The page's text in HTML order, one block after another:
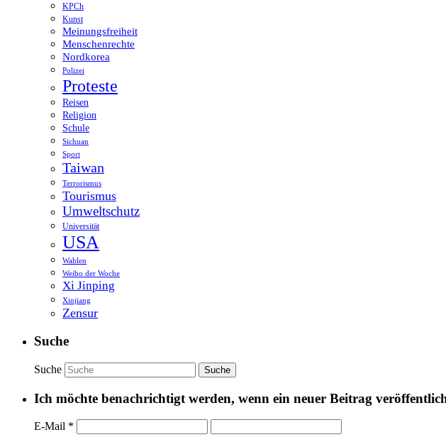
KPCh
Kunst
Meinungsfreiheit
Menschenrechte
Nordkorea
Polizei
Proteste
Reisen
Religion
Schule
Sichuan
Sport
Taiwan
Terrorismus
Tourismus
Umweltschutz
Universität
USA
Wahlen
Weibo der Woche
Xi Jinping
Xinjiang
Zensur
Suche
Suche
Ich möchte benachrichtigt werden, wenn ein neuer Beitrag
E-Mail *